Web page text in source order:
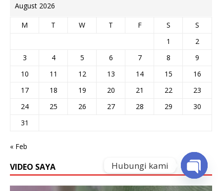
August 2026
M T W T F S
S
1
2
3
4 5 6 7 8
9
10
11 12 13 14 15
16
17
18 19 20 21 22
23
24
25 26 27 28 29
30
31
« Feb
VIDEO SAYA Hubungi kami